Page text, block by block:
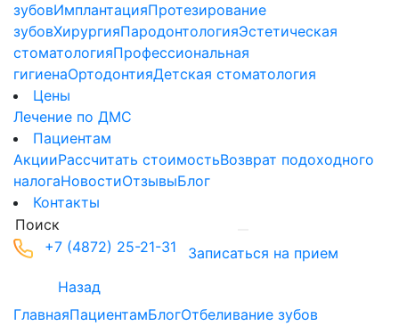
зубовИмплантацияПротезирование
зубовХирургияПародонтологияЭстетическая
стоматологияПрофессиональная
гигиенаОртодонтияДетская стоматология
Цены
Лечение по ДМС
Пациентам
АкцииРассчитать стоимостьВозврат подоходного
налогаНовостиОтзывыБлог
Контакты
+7 (4872) 25-21-31
Записаться на прием
Назад
ГлавнаяПациентамБлогОтбеливание зубов